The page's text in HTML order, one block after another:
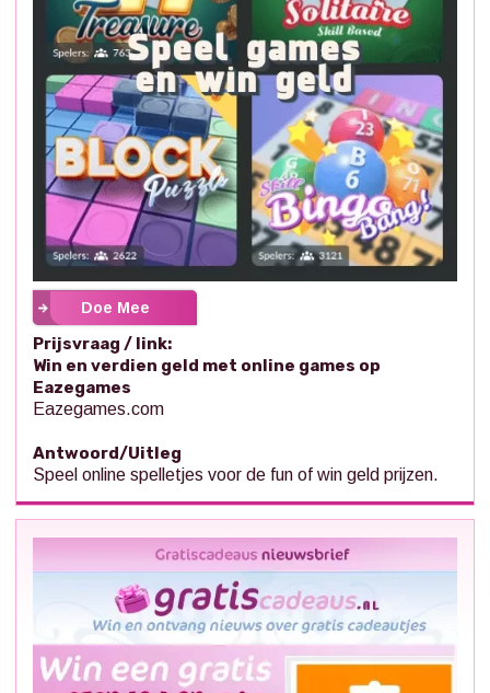
Doe Mee
Prijsvraag / link:
Win en verdien geld met online games op
Eazegames
Eazegames.com
Antwoord/Uitleg
Speel online spelletjes voor de fun of win geld prijzen.